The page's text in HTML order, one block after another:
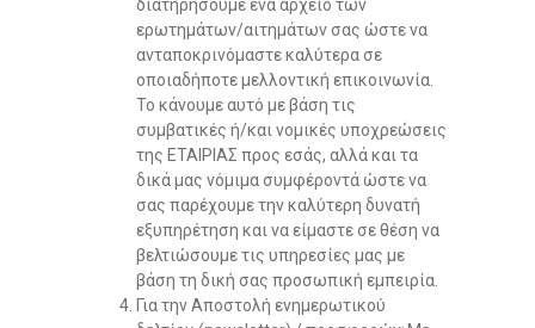
διατηρήσουμε ένα αρχείο των
ερωτημάτων/αιτημάτων σας ώστε να
ανταποκρινόμαστε καλύτερα σε
οποιαδήποτε μελλοντική επικοινωνία.
Το κάνουμε αυτό με βάση τις
συμβατικές ή/και νομικές υποχρεώσεις
της ΕΤΑΙΡΙΑΣ προς εσάς, αλλά και τα
δικά μας νόμιμα συμφέροντά ώστε να
σας παρέχουμε την καλύτερη δυνατή
εξυπηρέτηση και να είμαστε σε θέση να
βελτιώσουμε τις υπηρεσίες μας με
βάση τη δική σας προσωπική εμπειρία.
Για την Αποστολή ενημερωτικού